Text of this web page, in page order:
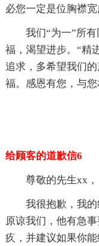
必您一定是位胸襟宽
我们“为一”所
福，渴望进步。“精
追求，多希望我们
福。感恩有您，与
给顾客的道歉信6
尊敬的先生xx，
我很抱歉，我
原谅我们，他有急
疚，并建议如果你